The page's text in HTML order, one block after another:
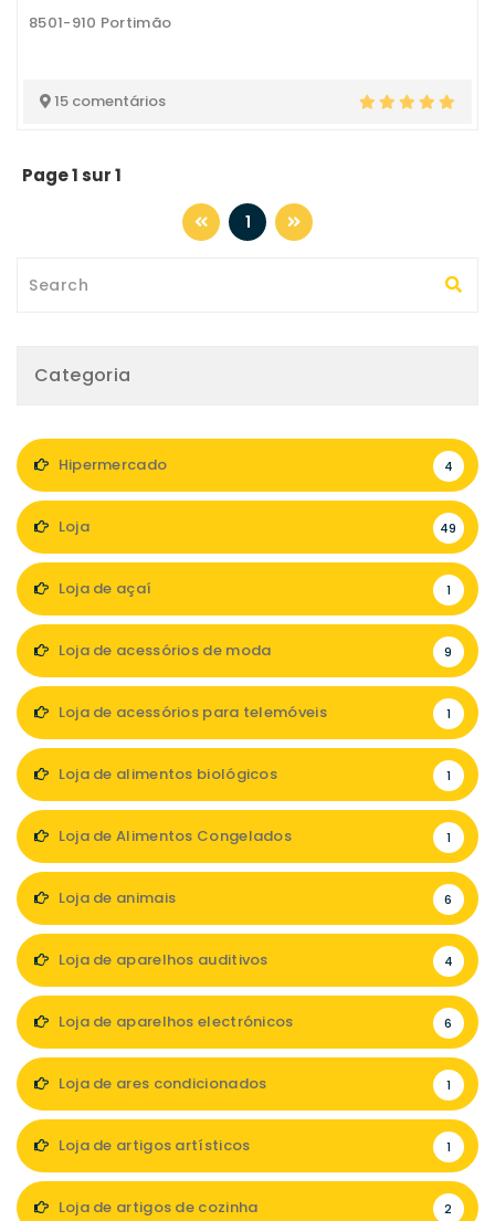
8501-910 Portimão
15 comentários
Page 1 sur 1
1
Categoria
Hipermercado 4
Loja 49
Loja de açaí 1
Loja de acessórios de moda 9
Loja de acessórios para telemóveis 1
Loja de alimentos biológicos 1
Loja de Alimentos Congelados 1
Loja de animais 6
Loja de aparelhos auditivos 4
Loja de aparelhos electrónicos 6
Loja de ares condicionados 1
Loja de artigos artísticos 1
Loja de artigos de cozinha 2